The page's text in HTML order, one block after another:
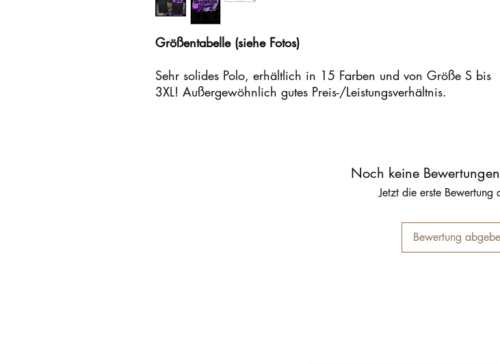
Größentabelle (siehe Fotos)
Sehr solides Polo, erhältlich in 15 Farben und von Größe S bis
3XL! Außergewöhnlich gutes Preis-/Leistungsverhältnis.
Noch keine
Jetzt die erste Bewertung
Bewertung